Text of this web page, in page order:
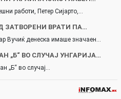
работи, Петер Сијарто,…
ЗАТВОРЕНИ ВРАТИ ПА…
Вучиќ денеска имаше значаен…
„Б“ ВО СЛУЧАЈ УНГАРИЈА…
„Б“ во случај…